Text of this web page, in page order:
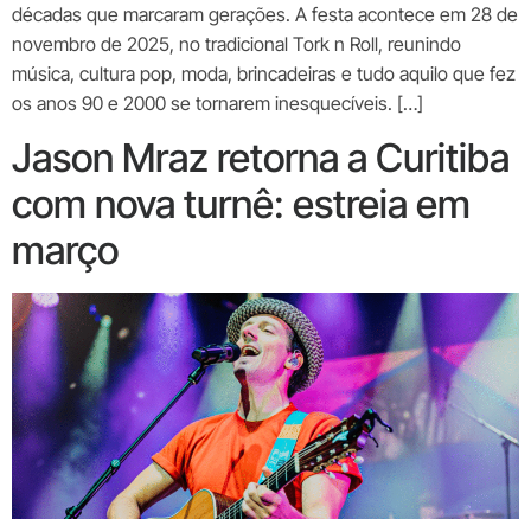
décadas que marcaram gerações. A festa acontece em 28 de
novembro de 2025, no tradicional Tork n Roll, reunindo
música, cultura pop, moda, brincadeiras e tudo aquilo que fez
os anos 90 e 2000 se tornarem inesquecíveis. […]
Jason Mraz retorna a Curitiba
com nova turnê: estreia em
março